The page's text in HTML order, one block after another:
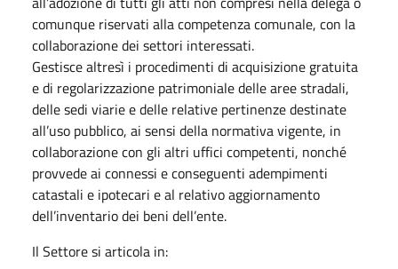
comunque riservati alla competenza comunale, con la
collaborazione dei settori interessati.
Gestisce altresì i procedimenti di acquisizione gratuita
e di regolarizzazione patrimoniale delle aree stradali,
delle sedi viarie e delle relative pertinenze destinate
all’uso pubblico, ai sensi della normativa vigente, in
collaborazione con gli altri uffici competenti, nonché
provvede ai connessi e conseguenti adempimenti
catastali e ipotecari e al relativo aggiornamento
dell’inventario dei beni dell’ente.
Il Settore si articola in: